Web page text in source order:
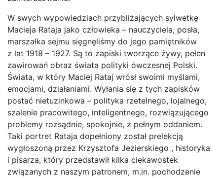
W swych wypowiedziach przybliżających sylwetkę
Macieja Rataja jako człowieka – nauczyciela, posła,
marszałka sejmu sięgnęliśmy do jego pamiętników
z lat 1918 – 1927. Są to zapiski tworzące żywy, pełen
zawirowań obraz świata polityki ówczesnej Polski.
Świata, w który Maciej Rataj wrósł swoimi myślami,
emocjami, działaniami. Wyłania się z tych zapisków
postać nietuzinkowa – polityka rzetelnego, lojalnego,
szalenie pracowitego, inteligentnego, rozwiązującego
problemy rozsądnie, spokojnie, z pełnym oddaniem.
Taki portret Rataja dopełniony został prelekcją
wygłoszoną przez Krzysztofa Jezierskiego , historyka
i pisarza, który przedstawił kilka ciekawostek
związanych z naszym patronem, m.in. pochodzenie